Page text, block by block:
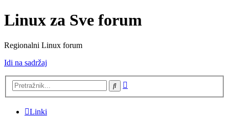
Linux za Sve forum
Regionalni Linux forum
Idi na sadržaj
Pretražnik
Linki